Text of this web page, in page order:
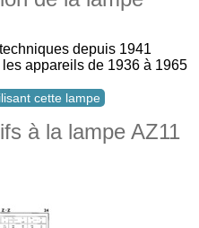
depuis 1941
appareils de 1936 à 1965
cette lampe
à la lampe AZ11